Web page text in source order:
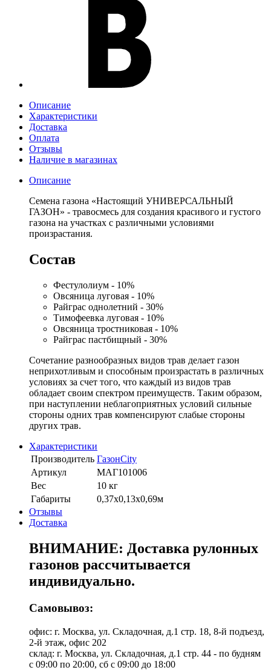
Описание
Характеристики
Доставка
Оплата
Отзывы
Наличие в магазинах
Описание
Семена газона «Настоящий УНИВЕРСАЛЬНЫЙ
ГАЗОН» - травосмесь для создания красивого и густого
газона на участках с различными условиями
произрастания.
Состав
Фестулолиум - 10%
Овсяница луговая - 10%
Райграс однолетний - 30%
Тимофеевка луговая - 10%
Овсяница тростниковая - 10%
Райграс пастбищный - 30%
Сочетание разнообразных видов трав делает газон
неприхотливым и способным произрастать в различных
условиях за счет того, что каждый из видов трав
обладает своим спектром преимуществ. Таким образом,
при наступлении неблагоприятных условий сильные
стороны одних трав компенсируют слабые стороны
других трав.
Характеристики
Производитель ГазонCity
Артикул
МАГ101006
Вес
10 кг
Габариты
0,37х0,13х0,69м
Отзывы
Доставка
ВНИМАНИЕ: Доставка рулонных
газонов рассчитывается
индивидуально.
Самовывоз:
офис: г. Москва, ул. Складочная, д.1 стр. 18, 8-й подъезд,
2-й этаж, офис 202
склад: г. Москва, ул. Складочная, д.1 стр. 44 - по будням
с 09:00 по 20:00, сб с 09:00 до 18:00